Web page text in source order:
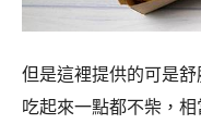
但是這裡提供的可是
吃起來一點都不柴，